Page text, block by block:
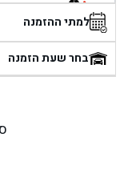
בן גל -
בן גל - שכונת
בן גל - דרך השבעה 20,
למתי ההזמנה
בחר שעת הזמנה